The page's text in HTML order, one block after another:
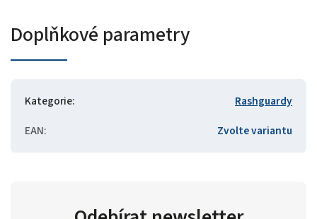
Doplňkové parametry
Kategorie:
Rashguardy
EAN: Zvolte variantu